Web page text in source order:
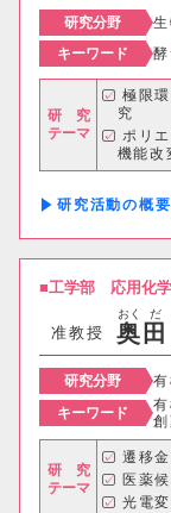
研究分野
キーワード
研 究
テーマ
極限
究
ポリ
機能改
耐熱
研究活動の概要
工学部 応用化
准教授 奥
おく
田
だ
研究分野
キーワード
研 究
テーマ
遷移
医薬
光電